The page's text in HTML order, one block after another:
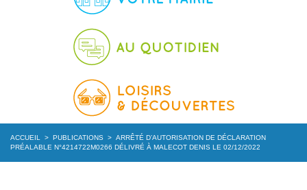
ACCUEIL > PUBLICATIONS > ARRÊTÉ D’AUTORISATION DE DÉCLARATION
PRÉALABLE N°4214722M0266 DÉLIVRÉ À MALECOT DENIS LE 02/12/2022